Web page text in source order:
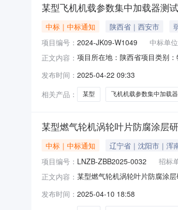
某型飞机机载参数集中加载器测
中标｜中标通知 陕西省｜西安市
项目编号： 2024-JK09-W1049 中标单位
正文内容： 项目所在地：陕西省项目类别
（1）：第一名：陕西凯捷科技
309000.00（元）；五、
发布时间： 2025-04-22 09:33
相关产品：
某型 飞机机载参数集中加载
某型燃气轮机涡轮叶片防腐涂层
中标｜中标通知 辽宁省｜沈阳市｜浑
项目编号： LNZB-ZBB2025-0032 招标
正文内容： 某型燃气轮机涡轮叶片防腐涂
有限公司成交价格：
发布时间： 2025-04-10 18:58